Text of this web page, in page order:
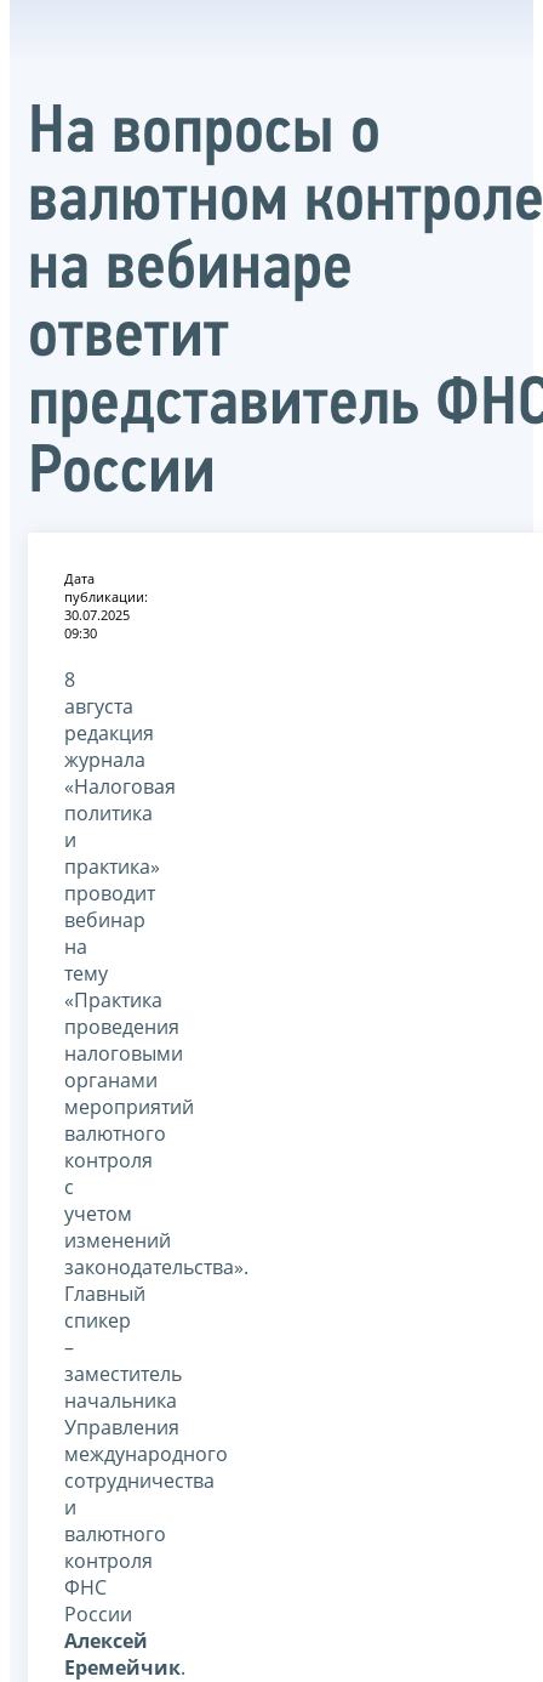
На вопросы о
валютном контроле
на вебинаре
ответит
представитель
России
Дата
публикации:
30.07.2025
09:30
8
августа
редакция
журнала
«Налоговая
политика
и
практика»
проводит
вебинар
на
тему
«Практика
проведения
налоговыми
органами
мероприятий
валютного
контроля
с
учетом
изменений
законодательства».
Главный
спикер
–
заместитель
начальника
Управления
международного
сотрудничества
и
валютного
контроля
ФНС
России
Алексей
Еремейчик.